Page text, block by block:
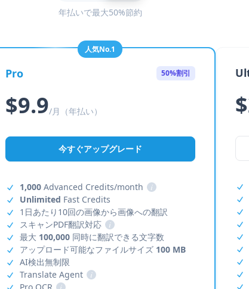
年払いで最大50%節約
人気No.1
Pro 50%割引
$9.9/月（年払い）
今すぐアップグレード
1,000 Advanced Credits/month
i
Unlimited Fast Credits
1日あたり10回の画像から画像への翻訳
スキャンPDF翻訳対応
i
最大 100,000 同時に翻訳できる文字数
アップロード可能なファイルサイズ 100 MB
AI検出無制限
Translate Agent
i